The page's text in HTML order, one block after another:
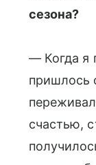
сезона?
— Когда я
пришлось
счастью,